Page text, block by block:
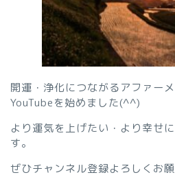
開運・浄化につながるアファー
YouTubeを始めました(^^)
より運気を上げたい・より幸せ
す。
ぜひチャンネル登録よろしくお